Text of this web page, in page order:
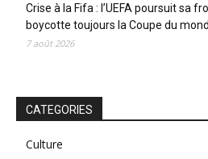
Crise à la Fifa : l’UEFA poursuit sa
boycotte toujours la Coupe du
7 août 2026
CATEGORIES
Culture